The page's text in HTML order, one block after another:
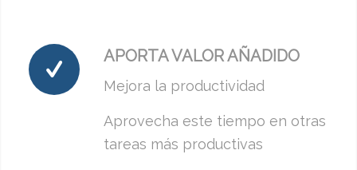
APORTA VALOR AÑADIDO
Mejora la productividad
Aprovecha este tiempo en otras
tareas más productivas